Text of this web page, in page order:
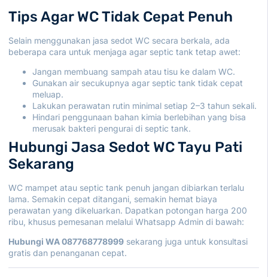
Tips Agar WC Tidak Cepat Penuh
Selain menggunakan jasa sedot WC secara berkala, ada
beberapa cara untuk menjaga agar septic tank tetap awet:
Jangan membuang sampah atau tisu ke dalam WC.
Gunakan air secukupnya agar septic tank tidak cepat
meluap.
Lakukan perawatan rutin minimal setiap 2–3 tahun sekali.
Hindari penggunaan bahan kimia berlebihan yang bisa
merusak bakteri pengurai di septic tank.
Hubungi Jasa Sedot WC Tayu Pati
Sekarang
WC mampet atau septic tank penuh jangan dibiarkan terlalu
lama. Semakin cepat ditangani, semakin hemat biaya
perawatan yang dikeluarkan. Dapatkan potongan harga 200
ribu, khusus pemesanan melalui Whatsapp Admin di bawah:
Hubungi WA 087768778999 sekarang juga untuk konsultasi
gratis dan penanganan cepat.